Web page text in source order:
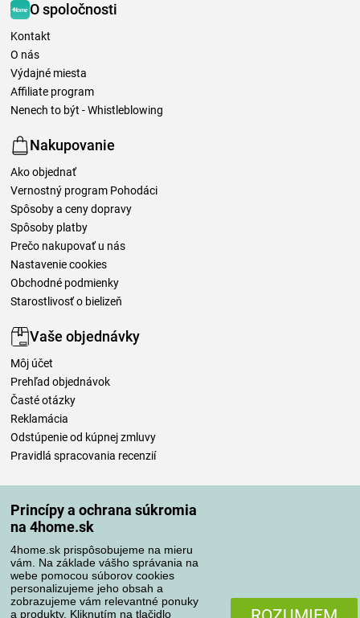
Princípy a ochrana súkromia
na 4home.sk
4home.sk prispôsobujeme na mieru
vám. Na základe vášho správania na
webe pomocou súborov cookies
personalizujeme jeho obsah a
zobrazujeme vám relevantné ponuky
a produkty. Kliknutím na tlačidlo
O spoločnosti
Kontakt
O nás
Výdajné miesta
Affiliate program
Nenech to být - Whistleblowing
Nakupovanie
Ako objednať
Vernostný program Pohodáci
Spôsoby a ceny dopravy
Spôsoby platby
Prečo nakupovať u nás
Nastavenie cookies
Obchodné podmienky
Starostlivosť o bielizeň
Vaše objednávky
Môj účet
Prehľad objednávok
Časté otázky
Reklamácia
Odstúpenie od kúpnej zmluvy
Pravidlá spracovania recenzií
Spôsoby platby
Spoľahlivý obchod